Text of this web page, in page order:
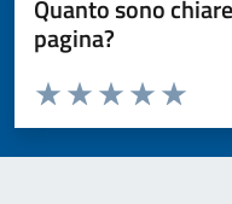
Quanto sono
pagina?
Valuta da 1 a 5 stelle la pagina
Valuta
Valuta 4
Valuta 3 stelle
Valuta 2 stelle su 5
Valuta 1 stelle su 5